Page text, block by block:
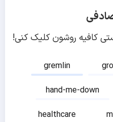
کافیه روشون کلیک کنی!
gremlin
hand-me-down
healthcare